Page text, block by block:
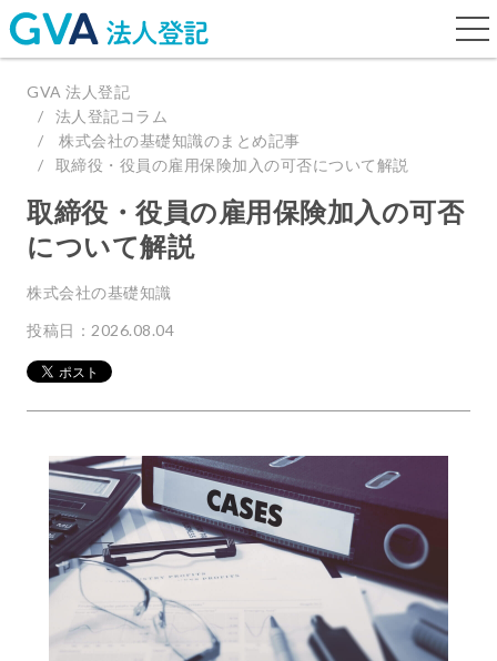
GVA 法人登記
法人登記コラム
株式会社の基礎知識のまとめ記事
取締役・役員の雇用保険加入の可否について解説
取締役・役員の雇用保険加入の可否
について解説
株式会社の基礎知識
投稿日：2026.08.04